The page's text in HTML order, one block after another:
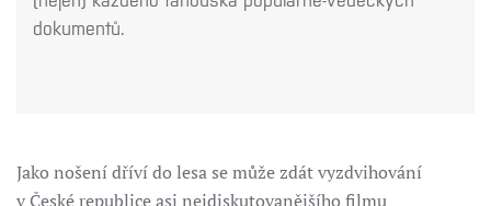
dokumentů.
Jako nošení dříví do lesa se může zdát vyzdvihování
v České republice asi nejdiskutovanějšího filmu